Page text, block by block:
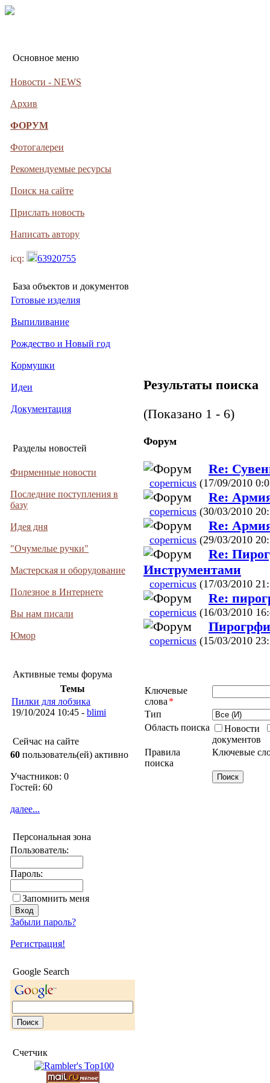
Основное меню
Новости - NEWS
Архив
ФОРУМ
Фотогалереи
Рекомендуемые ресурсы
Поиск на сайте
Прислать новость
Написать автору
icq: 63920755
База объектов и документов
Готовые изделия
Выпиливание
Рождество и Новый год
Кормушки
Идеи
Документация
Разделы новостей
Фирменные новости
Последние поступления в
базу
Идея дня
"Очумелые ручки"
Мастерская и оборудование
Полезное в Интернете
Вы нам писали
Юмор
Активные темы форума
Темы
Пилки для лобзика
19/10/2024 10:45 - blimi
Сейчас на сайте
60 пользователь(ей) активно
Участников: 0
Гостей: 60
далее...
Персональная зона
Пользователь:
Пароль:
Запомнить меня
Забыли пароль?
Регистрация!
Google Search
Счетчик
Результаты поиска
(Показано 1 - 6)
Форум
Re:
copernicus (17/09/2010
Re:
copernicus (30/03/2010
Re:
copernicus (29/03/2010
Re:
Инструментами
copernicus (17/03/2010
Re:
copernicus (16/03/2010
copernicus (15/03/2010
Ключевые
слова *
Тип
Область поиска
Новости
документов
Правила
поиска
Ключевые